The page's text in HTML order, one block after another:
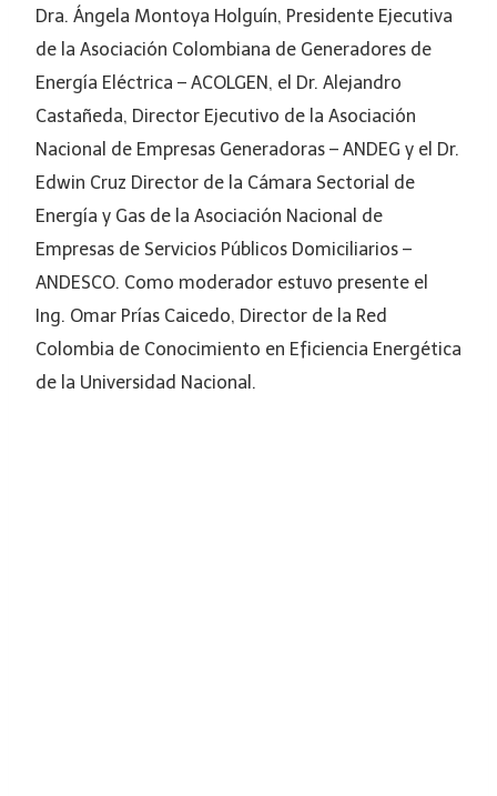
Dra. Ángela Montoya Holguín, Presidente Ejecutiva
de la Asociación Colombiana de Generadores de
Energía Eléctrica – ACOLGEN, el Dr. Alejandro
Castañeda, Director Ejecutivo de la Asociación
Nacional de Empresas Generadoras – ANDEG y el Dr.
Edwin Cruz Director de la Cámara Sectorial de
Energía y Gas de la Asociación Nacional de
Empresas de Servicios Públicos Domiciliarios –
ANDESCO. Como moderador estuvo presente el
Ing. Omar Prías Caicedo, Director de la Red
Colombia de Conocimiento en Eficiencia Energética
de la Universidad Nacional.